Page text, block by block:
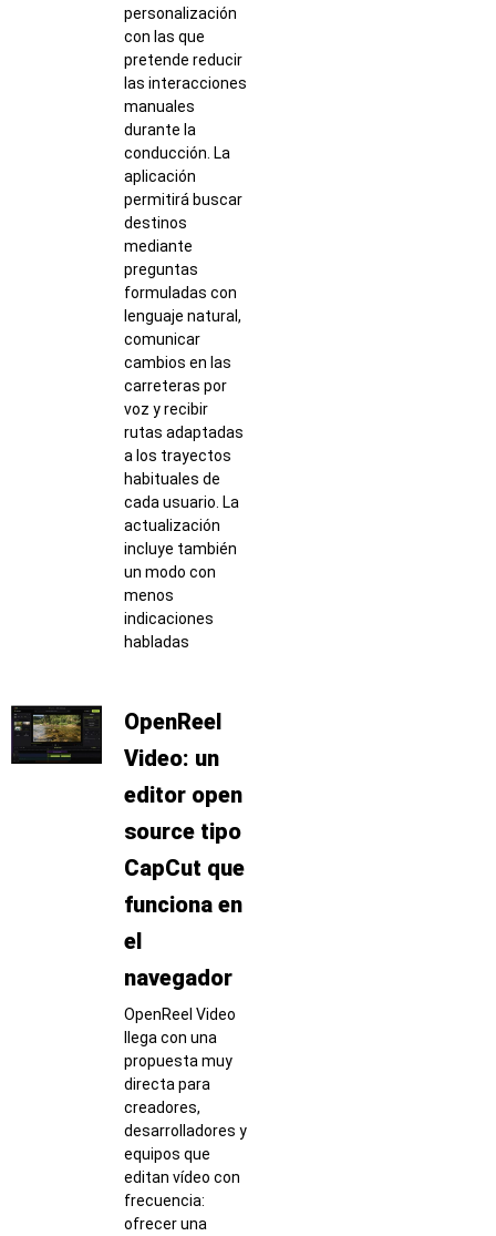
personalización
con las que
pretende reducir
las interacciones
manuales
durante la
conducción. La
aplicación
permitirá buscar
destinos
mediante
preguntas
formuladas con
lenguaje natural,
comunicar
cambios en las
carreteras por
voz y recibir
rutas adaptadas
a los trayectos
habituales de
cada usuario. La
actualización
incluye también
un modo con
menos
indicaciones
habladas
OpenReel
Video: un
editor open
source tipo
CapCut que
funciona en
el
navegador
OpenReel Video
llega con una
propuesta muy
directa para
creadores,
desarrolladores y
equipos que
editan vídeo con
frecuencia:
ofrecer una